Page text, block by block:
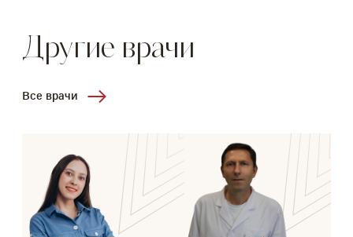
Другие врачи
Все врачи